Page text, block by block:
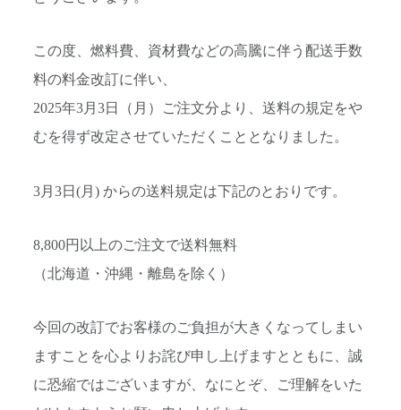
この度、燃料費、資材費などの高騰に伴う配送手数
料の料金改訂に伴い、
2025年3月3日（月）ご注文分より、送料の規定をや
むを得ず改定させていただくこととなりました。
3月3日(月) からの送料規定は下記のとおりです。
8,800円以上のご注文で送料無料
（北海道・沖縄・離島を除く）
今回の改訂でお客様のご負担が大きくなってしまい
ますことを心よりお詫び申し上げますとともに、誠
に恐縮ではございますが、なにとぞ、ご理解をいた